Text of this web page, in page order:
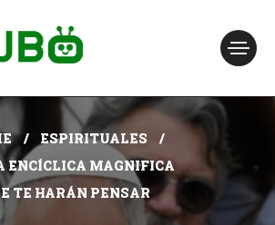
ESPIRITUALES
ENCÍCLICA MAGNIFICA
TE HARÁN PENSAR